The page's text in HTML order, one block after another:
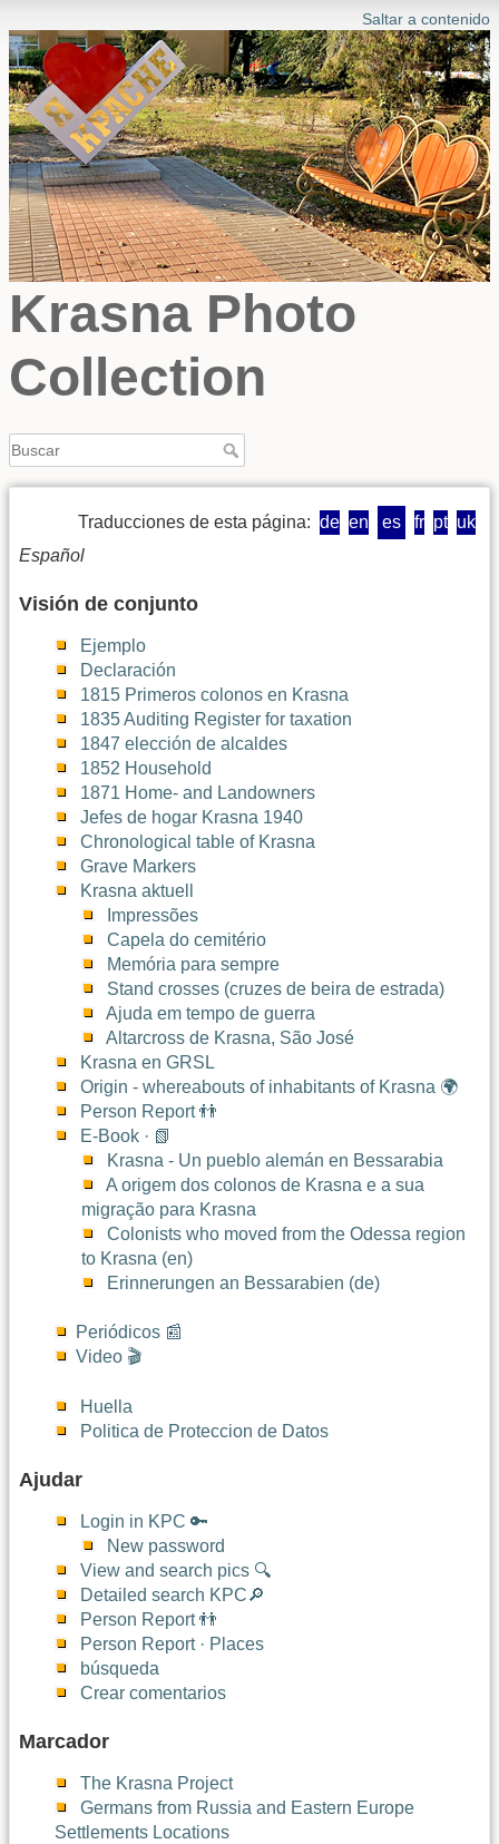
Saltar a contenido
Krasna Photo
Collection
Traducciones de esta página: de en es fr pt uk
Español
Visión de conjunto
Ejemplo
Declaración
1815 Primeros colonos en Krasna
1835 Auditing Register for taxation
1847 elección de alcaldes
1852 Household
1871 Home- and Landowners
Jefes de hogar Krasna 1940
Chronological table of Krasna
Grave Markers
Krasna aktuell
Impressões
Capela do cemitério
Memória para sempre
Stand crosses (cruzes de beira de estrada)
Ajuda em tempo de guerra
Altarcross de Krasna, São José
Krasna en GRSL
Origin - whereabouts of inhabitants of Krasna 🌍
Person Report 👬
E-Book · 📗
Krasna - Un pueblo alemán en Bessarabia
A origem dos colonos de Krasna e a sua
migração para Krasna
Colonists who moved from the Odessa region
to Krasna (en)
Erinnerungen an Bessarabien (de)
Periódicos 📰
Video 🎬
Huella
Politica de Proteccion de Datos
Ajudar
Login in KPC 🔑
New password
View and search pics 🔍
Detailed search KPC🔎
Person Report 👬
Person Report · Places
búsqueda
Crear comentarios
Marcador
The Krasna Project
Germans from Russia and Eastern Europe
Settlements Locations